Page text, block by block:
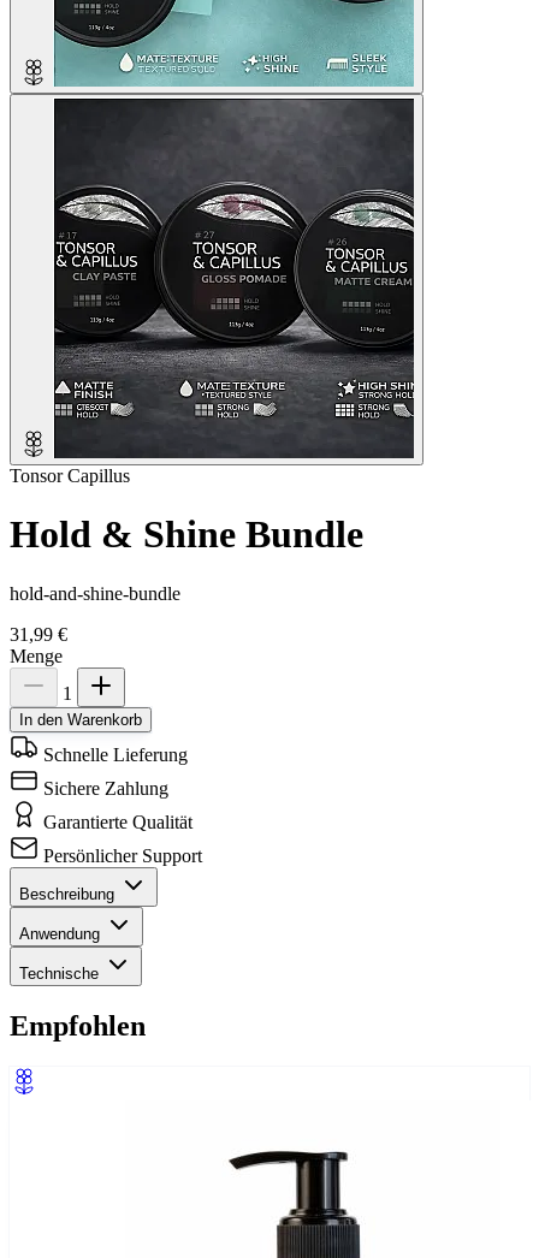
Tonsor Capillus
Hold & Shine Bundle
hold-and-shine-bundle
31,99 €
Menge
1
In den Warenkorb
Schnelle Lieferung
Sichere Zahlung
Garantierte Qualität
Persönlicher Support
Beschreibung
Anwendung
Technische
Empfohlen